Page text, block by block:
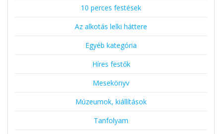
10 perces festések
Az alkotás lelki háttere
Egyéb kategória
Híres festők
Mesekönyv
Múzeumok, kiállítások
Tanfolyam